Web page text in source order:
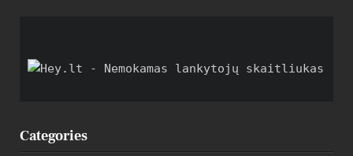
Categories